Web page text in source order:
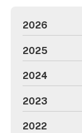
2026
2025
2024
2023
2022